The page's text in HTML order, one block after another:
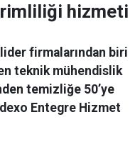
hizmeti
firmalarından biri
teknik mühendislik
temizliğe 50’ye
Entegre Hizmet